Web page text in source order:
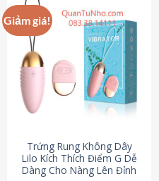
Giảm giá!
Trứng Rung Không Dây
Lilo Kích Thích Điểm G Dễ
Dàng Cho Nàng Lên Đỉnh